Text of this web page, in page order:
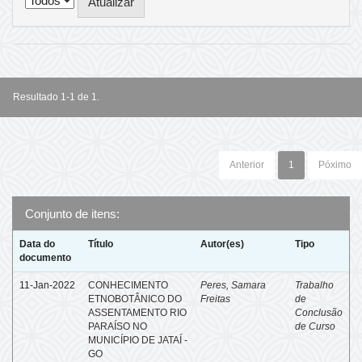
Resultado 1-1 de 1.
Anterior 1 Póximo
Conjunto de itens:
Data do
documento
Título Autor(es) Tipo
11-Jan-2022
CONHECIMENTO
ETNOBOTÂNICO DO
ASSENTAMENTO RIO
PARAÍSO NO
MUNICÍPIO DE JATAÍ -
GO
Peres, Samara
Freitas
Trabalho
de
Conclusão
de Curso